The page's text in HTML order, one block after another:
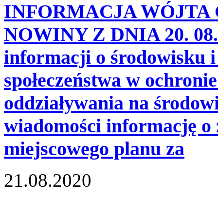
INFORMACJA
NOWINY Z DNIA 20.
informacji o środowisku
społeczeństwa w
oddziaływania na
wiadomości informację
miejscowego planu za
21.08.2020